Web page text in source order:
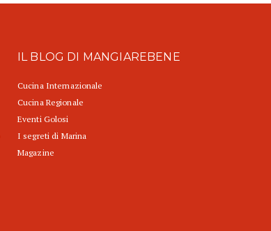
IL BLOG DI MANGIAREBENE
Cucina Internazionale
Cucina Regionale
Eventi Golosi
I segreti di Marina
Magazine